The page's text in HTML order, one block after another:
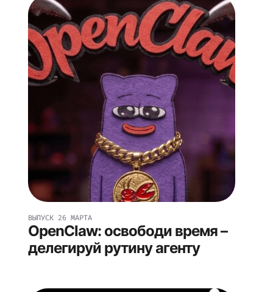
ВЫПУСК 26 МАРТА
OpenClaw: освободи время –
делегируй рутину агенту